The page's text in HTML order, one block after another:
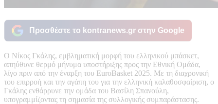
Προσθέστε το kontranews.gr στην Google
Ο Νίκος Γκάλης, εμβληματική μορφή του ελληνικού μπάσκετ,
απηύθυνε θερμό μήνυμα υποστήριξης προς την Εθνική Ομάδα,
λίγο πριν από την έναρξη του EuroBasket 2025. Με τη διαχρονική
του επιρροή και την αγάπη του για την ελληνική καλαθοσφαίριση, ο
Γκάλης ενθάρρυνε την ομάδα του Βασίλη Σπανούλη,
υπογραμμίζοντας τη σημασία της συλλογικής συμπαράστασης.